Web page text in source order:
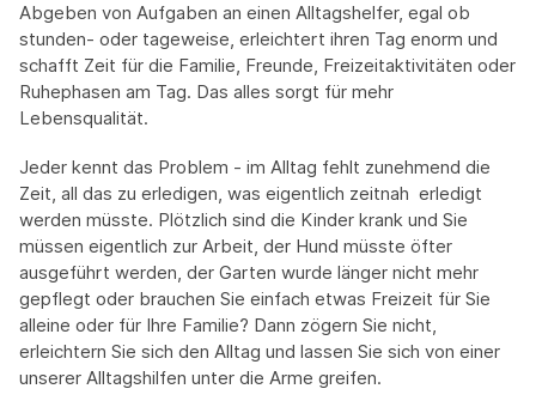
Abgeben von Aufgaben an einen Alltagshelfer, egal ob
stunden- oder tageweise, erleichtert ihren Tag enorm und
schafft Zeit für die Familie, Freunde, Freizeitaktivitäten oder
Ruhephasen am Tag. Das alles sorgt für mehr
Lebensqualität.
Jeder kennt das Problem - im Alltag fehlt zunehmend die
Zeit, all das zu erledigen, was eigentlich zeitnah erledigt
werden müsste. Plötzlich sind die Kinder krank und Sie
müssen eigentlich zur Arbeit, der Hund müsste öfter
ausgeführt werden, der Garten wurde länger nicht mehr
gepflegt oder brauchen Sie einfach etwas Freizeit für Sie
alleine oder für Ihre Familie? Dann zögern Sie nicht,
erleichtern Sie sich den Alltag und lassen Sie sich von einer
unserer Alltagshilfen unter die Arme greifen.